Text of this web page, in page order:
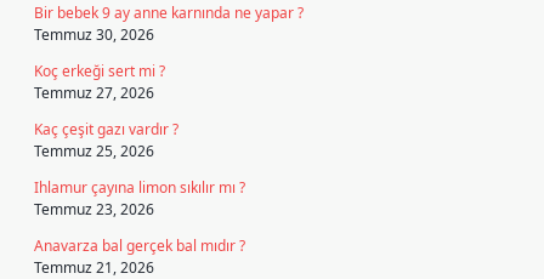
Bir bebek 9 ay anne karnında ne yapar ?
Temmuz 30, 2026
Koç erkeği sert mi ?
Temmuz 27, 2026
Kaç çeşit gazı vardır ?
Temmuz 25, 2026
Ihlamur çayına limon sıkılır mı ?
Temmuz 23, 2026
Anavarza bal gerçek bal mıdır ?
Temmuz 21, 2026